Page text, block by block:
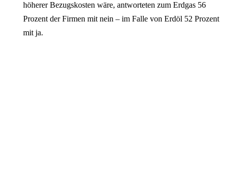
höherer Bezugskosten wäre, antworteten zum Erdgas 56
Prozent der Firmen mit nein – im Falle von Erdöl 52 Prozent
mit ja.